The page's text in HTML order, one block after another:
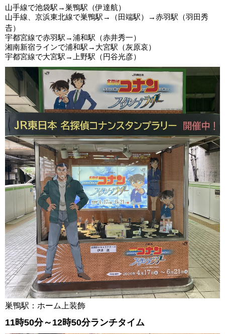
山手線で池袋駅→巣鴨駅（伊達航）
山手線、京浜東北線で巣鴨駅→（田端駅）→赤羽駅（羽田秀
𠮷）
宇都宮線で赤羽駅→浦和駅（赤井秀一）
湘南新宿ラインで浦和駅→大宮駅（灰原哀）
宇都宮線で大宮駅→上野駅（円谷光彦）
巣鴨駅：ホーム上装飾
11時50分～12時50分ランチタイム